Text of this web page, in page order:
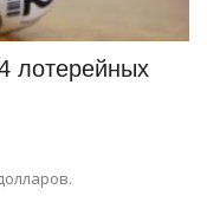
лотерейных